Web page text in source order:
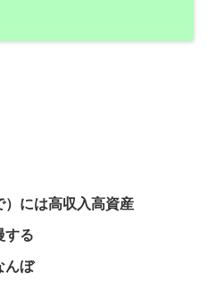
）には高収入高資産
する
んぼ